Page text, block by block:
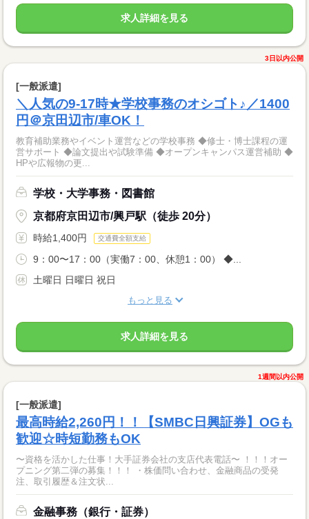
求人詳細を見る
3日以内公開
[一般派遣]
＼人気の9-17時★学校事務のオシゴト♪／1400
円＠京田辺市/車OK！
教育補助業務やイベント運営などの学校事務 ◆修士・博士課程の運
営サポート ◆論文提出や試験準備 ◆オープンキャンパス運営補助 ◆
HPや広報物の更...
学校・大学事務・図書館
京都府京田辺市/興戸駅（徒歩 20分）
時給1,400円 交通費全額支給
9：00〜17：00（実働7：00、休憩1：00） ◆...
土曜日 日曜日 祝日
もっと見る
求人詳細を見る
1週間以内公開
[一般派遣]
最高時給2,260円！！【SMBC日興証券】OGも
歓迎☆時短勤務もOK
〜資格を活かした仕事！大手証券会社の支店代表電話〜 ！！！オー
プニング第二弾の募集！！！ ・株価問い合わせ、金融商品の受発
注、取引履歴＆注文状...
金融事務（銀行・証券）